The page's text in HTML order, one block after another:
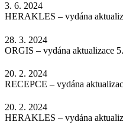
3. 6. 2024
HERAKLES – vydána
28. 3. 2024
ORGIS – vydána aktualizace
20. 2. 2024
RECEPCE – vydána
20. 2. 2024
HERAKLES – vydána